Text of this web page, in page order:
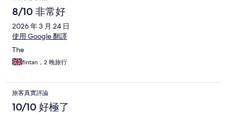
8/10 非常好
2026 年 3 月 24 日
使用 Google 翻譯
The
fintan，2 晚旅行
旅客真實評論
10/10 好極了